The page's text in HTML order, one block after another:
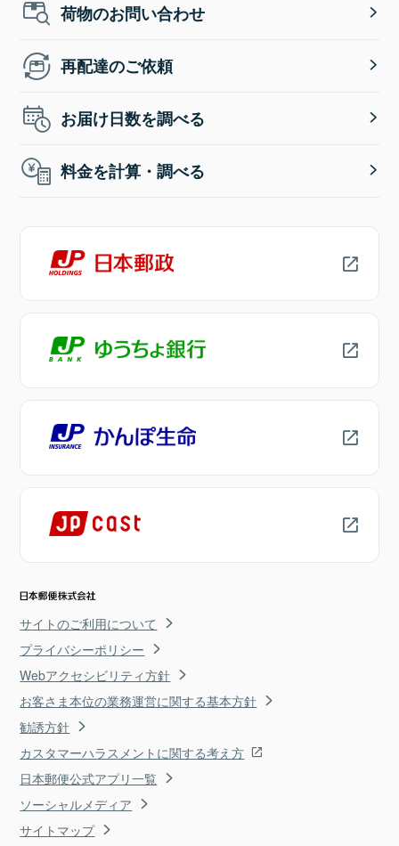
荷物のお問い合わせ
再配達のご依頼
お届け日数を調べる
料金を計算・調べる
サイトのご利用について
プライバシーポリシー
Webアクセシビリティ方針
お客さま本位の業務運営に関する基本方針
勧誘方針
カスタマーハラスメントに関する考え方
日本郵便公式アプリ一覧
ソーシャルメディア
サイトマップ